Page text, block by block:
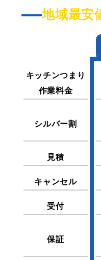
地域最安
キッチンつまり
作業料金
シルバー割
見積
キャンセル
受付
保証